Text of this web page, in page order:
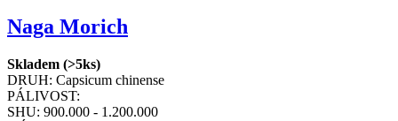
Naga Morich
Skladem (>5ks)
DRUH: Capsicum chinense
PÁLIVOST:
SHU: 900.000 - 1.200.000